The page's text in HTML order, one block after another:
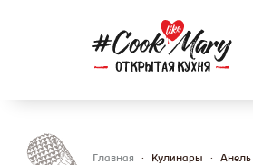
Главная • Кулинары • Анель